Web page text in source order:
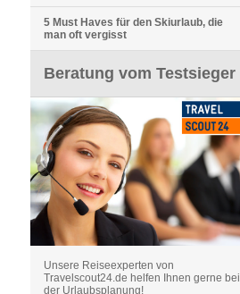
5 Must Haves für den Skiurlaub, die
man oft vergisst
Beratung vom Testsieger
Unsere Reiseexperten von
Travelscout24.de helfen Ihnen gerne bei
der Urlaubsplanung!